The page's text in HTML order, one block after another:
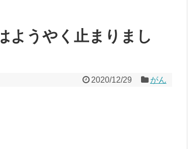
ようやく止まりまし
2020/12/29 がん